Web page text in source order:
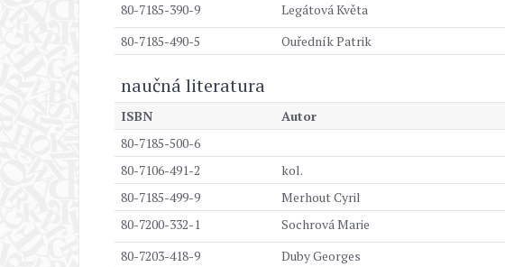
80-7185-390-9
Legátová Květa
80-7185-490-5
Ouředník Patrik
naučná literatura
ISBN Autor
80-7185-500-6
80-7106-491-2
kol.
80-7185-499-9
Merhout Cyril
80-7200-332-1
Sochrová Marie
80-7203-418-9
Duby Georges